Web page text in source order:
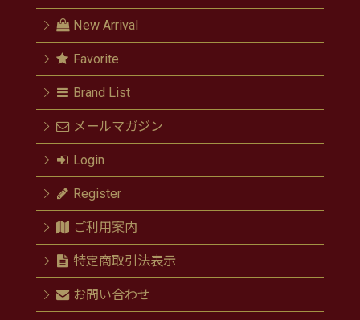
New Arrival
Favorite
Brand List
メールマガジン
Login
Register
ご利用案内
特定商取引法表示
お問い合わせ